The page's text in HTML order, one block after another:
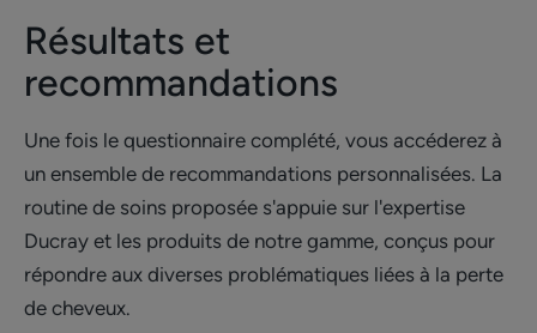
Résultats et
recommandations
Une fois le questionnaire complété, vous accéderez à
un ensemble de recommandations personnalisées. La
routine de soins proposée s'appuie sur l'expertise
Ducray et les produits de notre gamme, conçus pour
répondre aux diverses problématiques liées à la perte
de cheveux.